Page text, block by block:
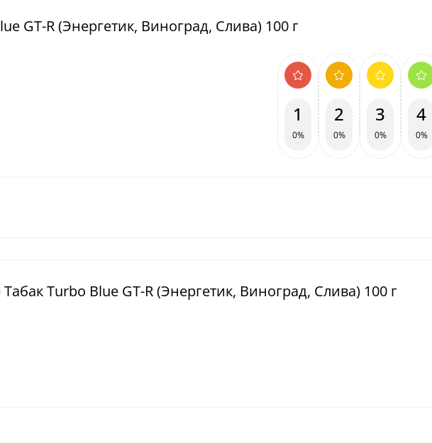
GT-R (Энергетик, Виноград, Слива) 100 г
1
0%
2
0%
3
0%
4
0%
Turbo Blue GT-R (Энергетик, Виноград, Слива) 100 г